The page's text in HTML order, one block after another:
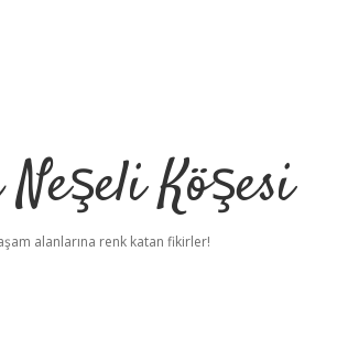
Köşesi
alanlarına renk katan fikirler!